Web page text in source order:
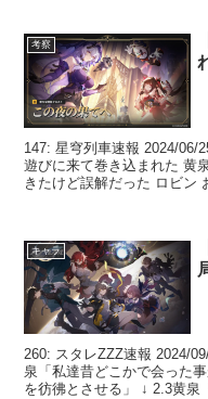
考察
147: 星穹列車速報 2024/06/
遊びに来て巻き込まれた 黄
きたけど誤解だった ロビン
キャラ
260: スタレZZZ速報 2024/
泉「私達昔どこかで会っ
を彷彿とさせる」 ↓ 2.3黄泉